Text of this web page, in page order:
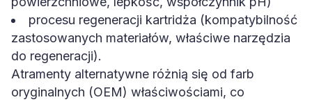
procesu regeneracji kartridża (kompatybilność
zastosowanych materiałów, właściwe narzędzia
do regeneracji).
Atramenty alternatywne różnią się od farb
oryginalnych (OEM) właściwościami, co